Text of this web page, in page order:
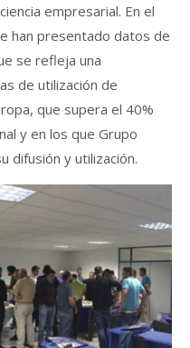
empresarial. En el
han presentado datos de
se refleja una
de utilización de
que supera el 40%
y en los que Grupo
difusión y utilización.